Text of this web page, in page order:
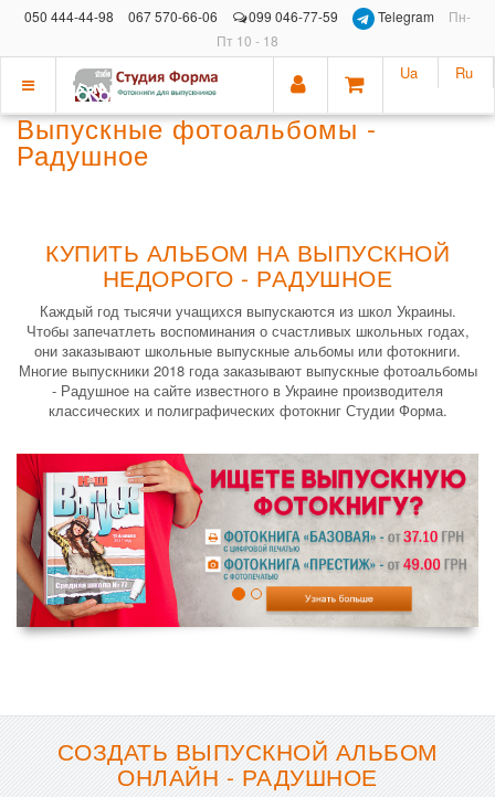
050 444-44-98 067 570-66-06 099 046-77-59 Telegram
Пн-
Пт 10 - 18
Показать
меню
Ua Ru
Выпускные фотоальбомы -
Радушное
КУПИТЬ АЛЬБОМ НА ВЫПУСКНОЙ
НЕДОРОГО - РАДУШНОЕ
Каждый год тысячи учащихся выпускаются из школ Украины.
Чтобы запечатлеть воспоминания о счастливых школьных годах,
они заказывают школьные выпускные альбомы или фотокниги.
Многие выпускники 2018 года заказывают выпускные фотоальбомы
- Радушное на сайте известного в Украине производителя
классических и полиграфических фотокниг Студии Форма.
СОЗДАТЬ ВЫПУСКНОЙ АЛЬБОМ
ОНЛАЙН - РАДУШНОЕ